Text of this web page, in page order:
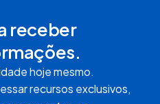
receber
hoje mesmo.
recursos exclusivos,